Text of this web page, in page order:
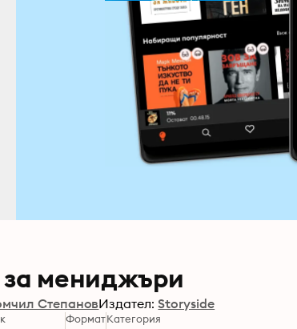
мениджъри
СтепановИздател: Storyside
ФорматКатегория